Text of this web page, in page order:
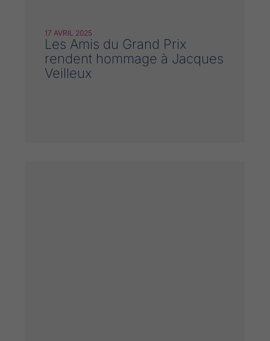
17 AVRIL 2025
Les Amis du Grand Prix
rendent hommage à Jacques
Veilleux